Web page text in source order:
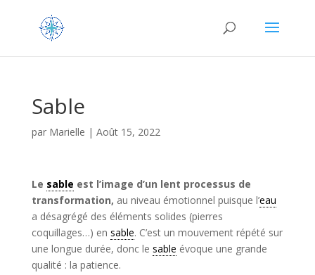
Sable
par Marielle | Août 15, 2022
Le sable est l’image d’un lent processus de
transformation, au niveau émotionnel puisque l’eau
a désagrégé des éléments solides (pierres
coquillages…) en sable. C’est un mouvement répété sur
une longue durée, donc le sable évoque une grande
qualité : la patience.